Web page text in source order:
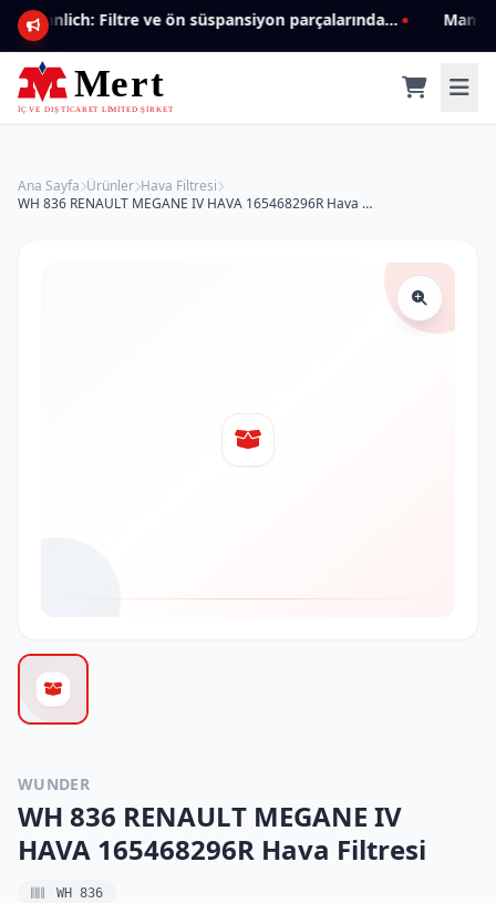
Mannlich: Filtre ve ön süspansiyon parçalarında genişleyen ürün yelpazesiyle kalite ve güven.
Ana Sayfa Ürünler Hava Filtresi
WH 836 RENAULT MEGANE IV HAVA 165468296R Hava Filtresi
WUNDER
WH 836 RENAULT MEGANE IV
HAVA 165468296R Hava Filtresi
WH 836